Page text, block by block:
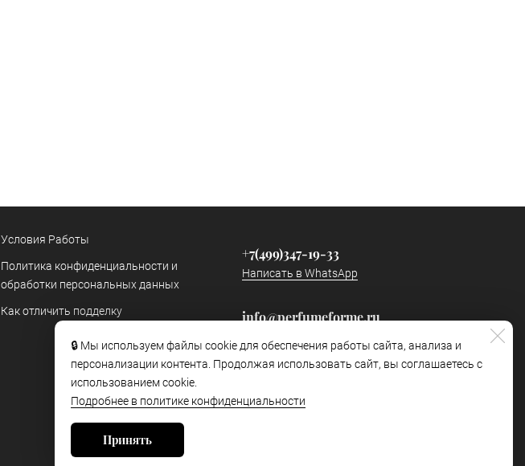
🔒 Мы используем файлы cookie для обеспечения работы сайта, анализа и
персонализации контента. Продолжая использовать сайт, вы соглашаетесь с
использованием cookie.
Подробнее в политике конфиденциальности
Принять
Условия Работы
Политика конфиденциальности и
обработки персональных данных
Как отличить подделку
+7(499)347-19-33
Написать в WhatsApp
info@perfumeforme.ru
https://t.me/perfumeformetg